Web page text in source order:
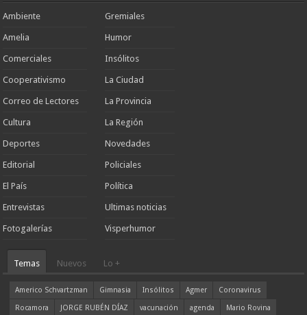
Ambiente
Amelia
Comerciales
Cooperativismo
Correo de Lectores
Cultura
Deportes
Editorial
El País
Entrevistas
Fotogalerías
Gremiales
Humor
Insólitos
La Ciudad
La Provincia
La Región
Novedades
Policiales
Política
Ultimas noticias
Visperhumor
Temas Nuevos Lo +
Americo Schvartzman Gimnasia Insólitos Agmer
Coronavirus
Rocamora
JORGE RUBÉN DÍAZ vacunación agenda
Mario Rovina